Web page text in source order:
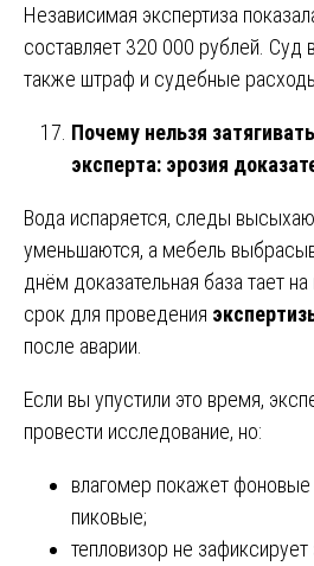
Независимая экспертиза
составляет 320 000 рублей. Суд
также штраф и судебные
Почему нельзя
эксперта: эрозия
Вода испаряется, следы
уменьшаются, а мебель
днём доказательная база тает
срок для проведения
после аварии.
Если вы упустили это время,
провести исследование, но:
влагомер покажет фоновые
пиковые;
тепловизор не